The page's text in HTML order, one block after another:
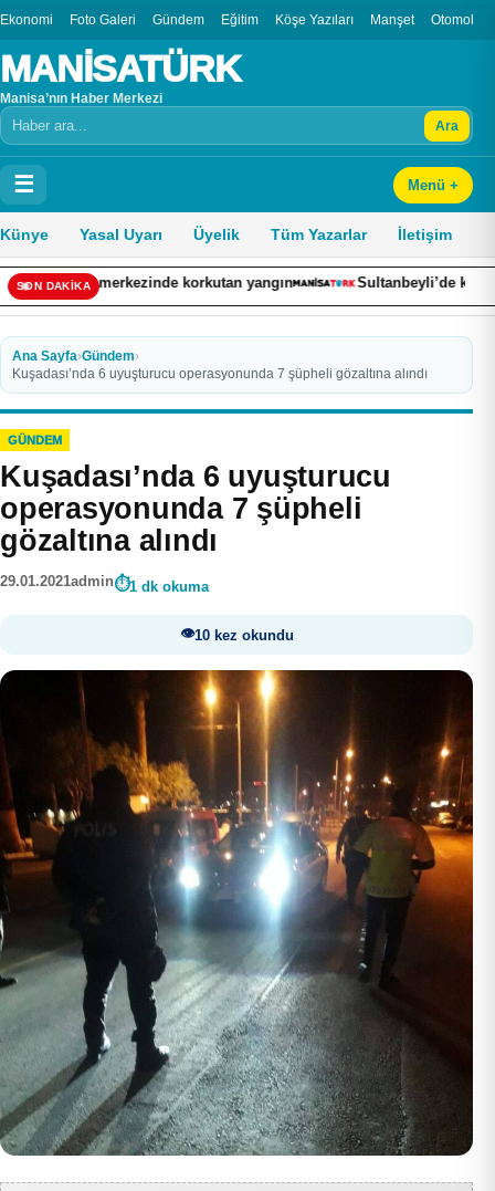
Ekonomi Foto Galeri Gündem Eğitim Köşe Yazıları Manşet Otomobil
MANİSATÜRK
Manisa’nın Haber Merkezi
Arama Ara
☰ Menü +
Künye Yasal Uyarı Üyelik Tüm Yazarlar İletişim
SON DAKİKAkorkutan yangın Sultanbeyli’de kaza yapan otomobil
Ana Sayfa›Gündem›
Kuşadası’nda 6 uyuşturucu operasyonunda 7 şüpheli gözaltına alındı
GÜNDEM
Kuşadası’nda 6 uyuşturucu
operasyonunda 7 şüpheli
gözaltına alındı
29.01.2021admin 1 dk okuma
10 kez okundu